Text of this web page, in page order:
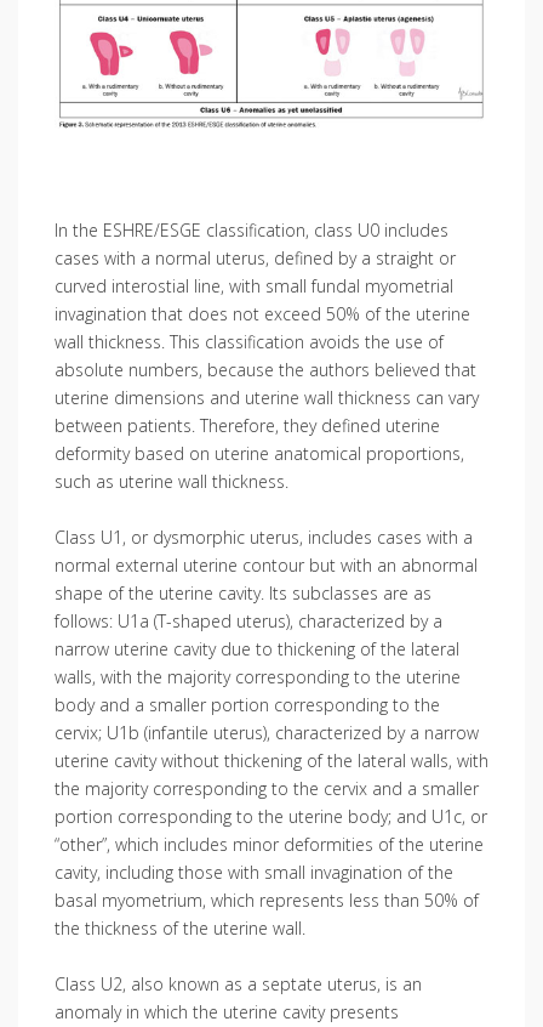
In the ESHRE/ESGE classification, class U0 includes
cases with a normal uterus, defined by a straight or
curved interostial line, with small fundal myometrial
invagination that does not exceed 50% of the uterine
wall thickness. This classification avoids the use of
absolute numbers, because the authors believed that
uterine dimensions and uterine wall thickness can vary
between patients. Therefore, they defined uterine
deformity based on uterine anatomical proportions,
such as uterine wall thickness.
Class U1, or dysmorphic uterus, includes cases with a
normal external uterine contour but with an abnormal
shape of the uterine cavity. Its subclasses are as
follows: U1a (T-shaped uterus), characterized by a
narrow uterine cavity due to thickening of the lateral
walls, with the majority corresponding to the uterine
body and a smaller portion corresponding to the
cervix; U1b (infantile uterus), characterized by a narrow
uterine cavity without thickening of the lateral walls, with
the majority corresponding to the cervix and a smaller
portion corresponding to the uterine body; and U1c, or
“other”, which includes minor deformities of the uterine
cavity, including those with small invagination of the
basal myometrium, which represents less than 50% of
the thickness of the uterine wall.
Class U2, also known as a septate uterus, is an
anomaly in which the uterine cavity presents